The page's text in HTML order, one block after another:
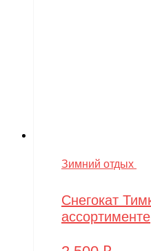
Зимний отдых
Снегокат
ассортименте